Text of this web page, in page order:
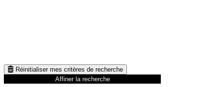
Réinitialiser mes critères de recherche
Affiner la recherche